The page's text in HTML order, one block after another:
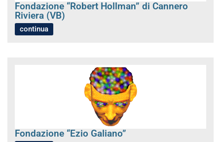
Fondazione “Robert Hollman” di Cannero
Riviera (VB)
continua
Fondazione “Ezio Galiano”